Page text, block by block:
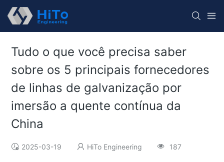
Tudo o que você precisa saber
sobre os 5 principais fornecedores
de linhas de galvanização por
imersão a quente contínua da
China
2025-03-19 HiTo Engineering 187